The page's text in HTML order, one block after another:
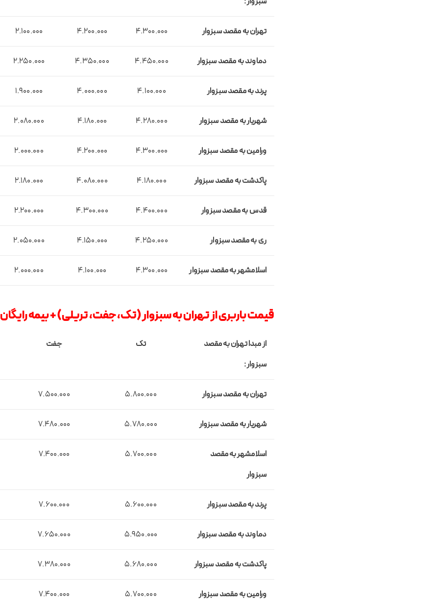
تهران به مقصد سبزوار 4.300.000
4.200.000
2.100.000
دماوندبه مقصد سبزوار 4.450.000
4.350.000
2.250.000
پرندبه مقصد سبزوار 4.100.000
4.000.000
1.900.000
شهریاربه مقصد سبزوار 4.280.000
4.180.000
2.080.000
ورامینبه مقصد سبزوار 4.300.000
4.200.000
2.000.000
پاکدشتبه مقصد سبزوار 4.180.000
4.080.000
2.180.000
قدسبه مقصد سبزوار 4.400.000
4.300.000
2.200.000
ریبه مقصد سبزوار 4.250.000
4.150.000
2.050.000
اسلامشهربه مقصد سبزوار 4.300.000
4.100.000
2.000.000
قیمت باربری از تهران به سبزوار (تک، جفت، تریلی) + بیمه رایگان
از مبدا تهران به مقصد
سبزوار :
تک جفت
تهران به مقصد سبزوار 5.800.000
7.500.000
شهریار به مقصد سبزوار 5.780.000
7.480.000
اسلامشهر به مقصد
سبزوار
5.700.000
7.400.000
پرند به مقصد سبزوار 5.600.000
7.600.000
دماوند به مقصد سبزوار 5.950.000
7.650.000
پاکدشت به مقصد سبزوار 5.680.000
7.380.000
ورامین به مقصد سبزوار 5.700.000
7.400.000